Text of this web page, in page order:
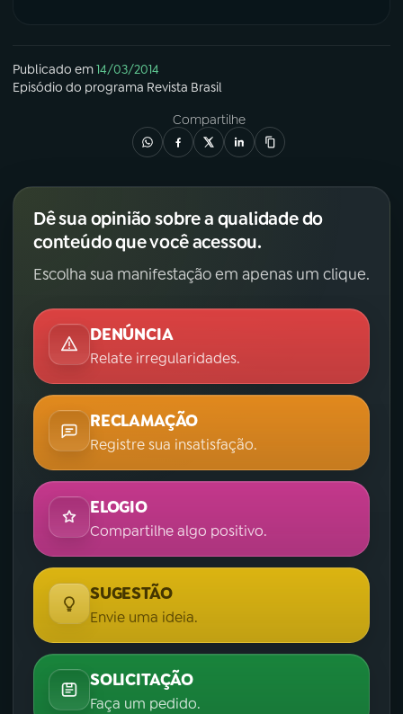
Publicado em14/03/2014
Episódio do programa Revista Brasil
Compartilhe
Dê sua opinião sobre a qualidade do
conteúdo que você acessou.
Escolha sua manifestação em apenas um clique.
DENÚNCIA
Relate irregularidades.
RECLAMAÇÃO
Registre sua insatisfação.
ELOGIO
Compartilhe algo positivo.
SUGESTÃO
Envie uma ideia.
SOLICITAÇÃO
Faça um pedido.